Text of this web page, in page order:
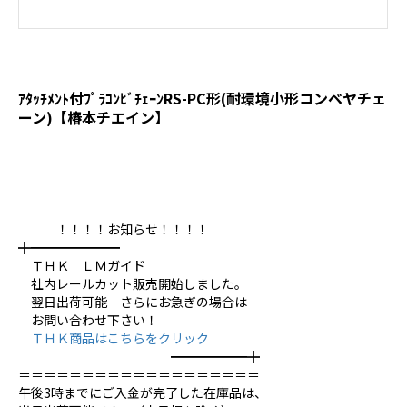
ｱﾀｯﾁﾒﾝﾄ付ﾌﾟﾗｺﾝﾋﾞﾁｪｰﾝRS-PC形(耐環境小形コンベヤチェ
ーン)【椿本チエイン】
！！！！お知らせ！！！！
╋━━━━━━━
ＴＨＫ ＬＭガイド
社内レールカット販売開始しました。
翌日出荷可能 さらにお急ぎの場合は
お問い合わせ下さい！
ＴＨＫ商品はこちらをクリック
━━━━━━╋
＝＝＝＝＝＝＝＝＝＝＝＝＝＝＝＝＝＝＝
午後3時までにご入金が完了した在庫品は、